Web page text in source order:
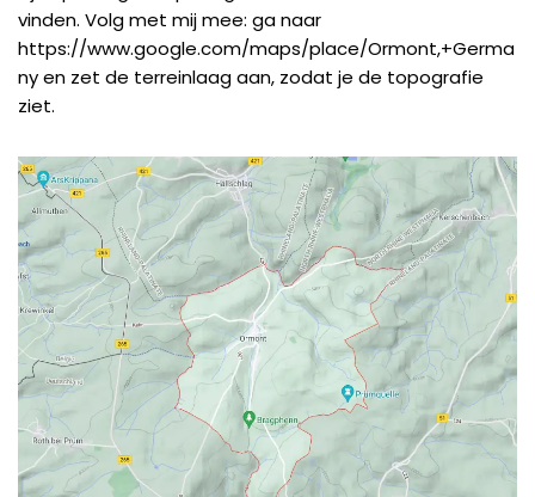
vinden. Volg met mij mee: ga naar
https://www.google.com/maps/place/Ormont,+Germa
nyen zet de terreinlaag aan, zodat je de topografie
ziet.